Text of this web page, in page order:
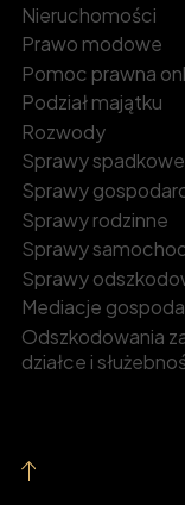
Nieruchomości
Prawo modowe
Pomoc prawna
Podział majątku
Rozwody
Sprawy spadkowe
Sprawy
Sprawy rodzinne
Sprawy
Sprawy
Mediacje
Odszkodowania
działce i